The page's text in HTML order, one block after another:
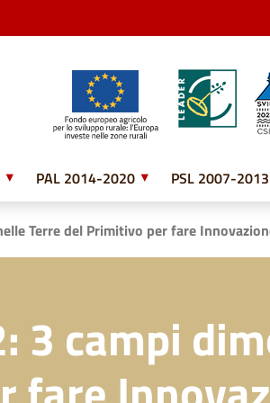
PAL 2014-2020 PSL 2007-2013
Terre del Primitivo per fare
3 campi